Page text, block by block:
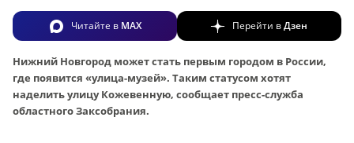
Читайте в MAX Перейти вДзен
Нижний Новгород может стать первым городом в России,
где появится «улица-музей». Таким статусом хотят
наделить улицу Кожевенную, сообщает пресс-служба
областного Заксобрания.